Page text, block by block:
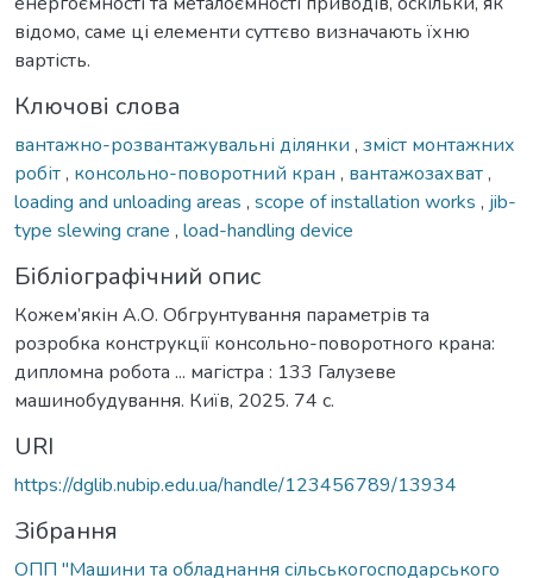
відомо, саме ці елементи суттєво визначають їхню
вартість.
Ключові слова
вантажно-розвантажувальні ділянки , зміст монтажних
робіт, консольно-поворотний кран , вантажозахват,
loading and unloading areas , scope of installation works , jib-
type slewing crane , load-handling device
Бібліографічний опис
Кожем’якін А.О. Обгрунтування параметрів та
розробка конструкції консольно-поворотного крана:
дипломна робота ... магістра : 133 Галузеве
машинобудування. Київ, 2025. 74 с.
URI
https://dglib.nubip.edu.ua/handle/123456789/13934
Зібрання
ОПП "Машини та обладнання сільськогосподарського